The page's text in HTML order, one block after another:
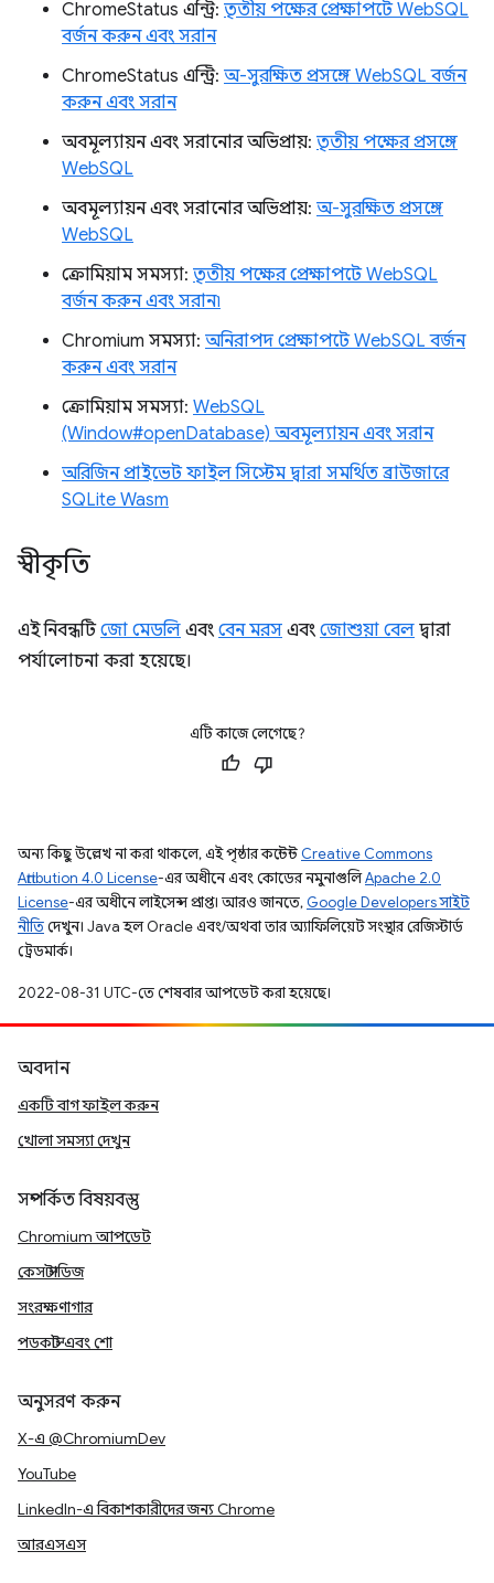
ChromeStatus এন্ট্রি: তৃতীয় পক্ষের প্রেক্ষাপটে WebSQL
বর্জন করুন এবং সরান
ChromeStatus এন্ট্রি: অ-সুরক্ষিত প্রসঙ্গে WebSQL বর্জন
করুন এবং সরান
অবমূল্যায়ন এবং সরানোর অভিপ্রায়: তৃতীয় পক্ষের প্রসঙ্গে
WebSQL
অবমূল্যায়ন এবং সরানোর অভিপ্রায়: অ-সুরক্ষিত প্রসঙ্গে
WebSQL
ক্রোমিয়াম সমস্যা: তৃতীয় পক্ষের প্রেক্ষাপটে WebSQL
বর্জন করুন এবং সরান৷
Chromium সমস্যা: অনিরাপদ প্রেক্ষাপটে WebSQL বর্জন
করুন এবং সরান
ক্রোমিয়াম সমস্যা: WebSQL
(Window#openDatabase) অবমূল্যায়ন এবং সরান
অরিজিন প্রাইভেট ফাইল সিস্টেম দ্বারা সমর্থিত ব্রাউজারে
SQLite Wasm
স্বীকৃতি
এই নিবন্ধটিজো মেডলি এবং বেন মরস এবং জোশুয়া বেল দ্বারা
পর্যালোচনা করা হয়েছে।
এটি কাজে লেগেছে?
অন্য কিছু উল্লেখ না করা থাকলে, এই পৃষ্ঠার কন্টেন্ট Creative Commons
Attribution 4.0 License-এর অধীনে এবং কোডের নমুনাগুলিApache 2.0
License-এর অধীনে লাইসেন্স প্রাপ্ত। আরও জানতে, Google Developers সাইট
নীতিদেখুন। Java হল Oracle এবং/অথবা তার অ্যাফিলিয়েট সংস্থার রেজিস্টার্ড
ট্রেডমার্ক।
2022-08-31 UTC-তে শেষবার আপডেট করা হয়েছে।
অবদান
একটি বাগ ফাইল করুন
খোলা সমস্যা দেখুন
সম্পর্কিত বিষয়বস্তু
Chromium আপডেট
কেস স্টাডিজ
সংরক্ষণাগার
পডকাস্ট এবং শো
অনুসরণ করুন
X-এ @ChromiumDev
YouTube
LinkedIn-এ বিকাশকারীদের জন্য Chrome
আরএসএস